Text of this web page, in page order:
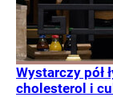
Wystarczy pół
cholesterol i